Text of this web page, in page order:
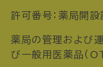
許可番号：薬局開
薬局の管理および
び一般用医薬品（